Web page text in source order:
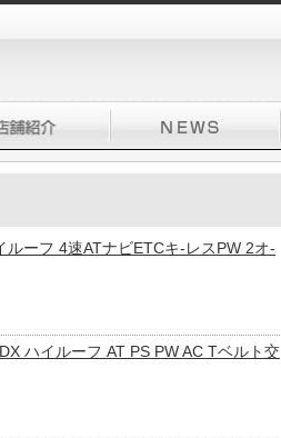
ーフ 4速ATナビETCキ-レスPW 2オ-
ハイルーフ AT PS PW AC Tベルト交